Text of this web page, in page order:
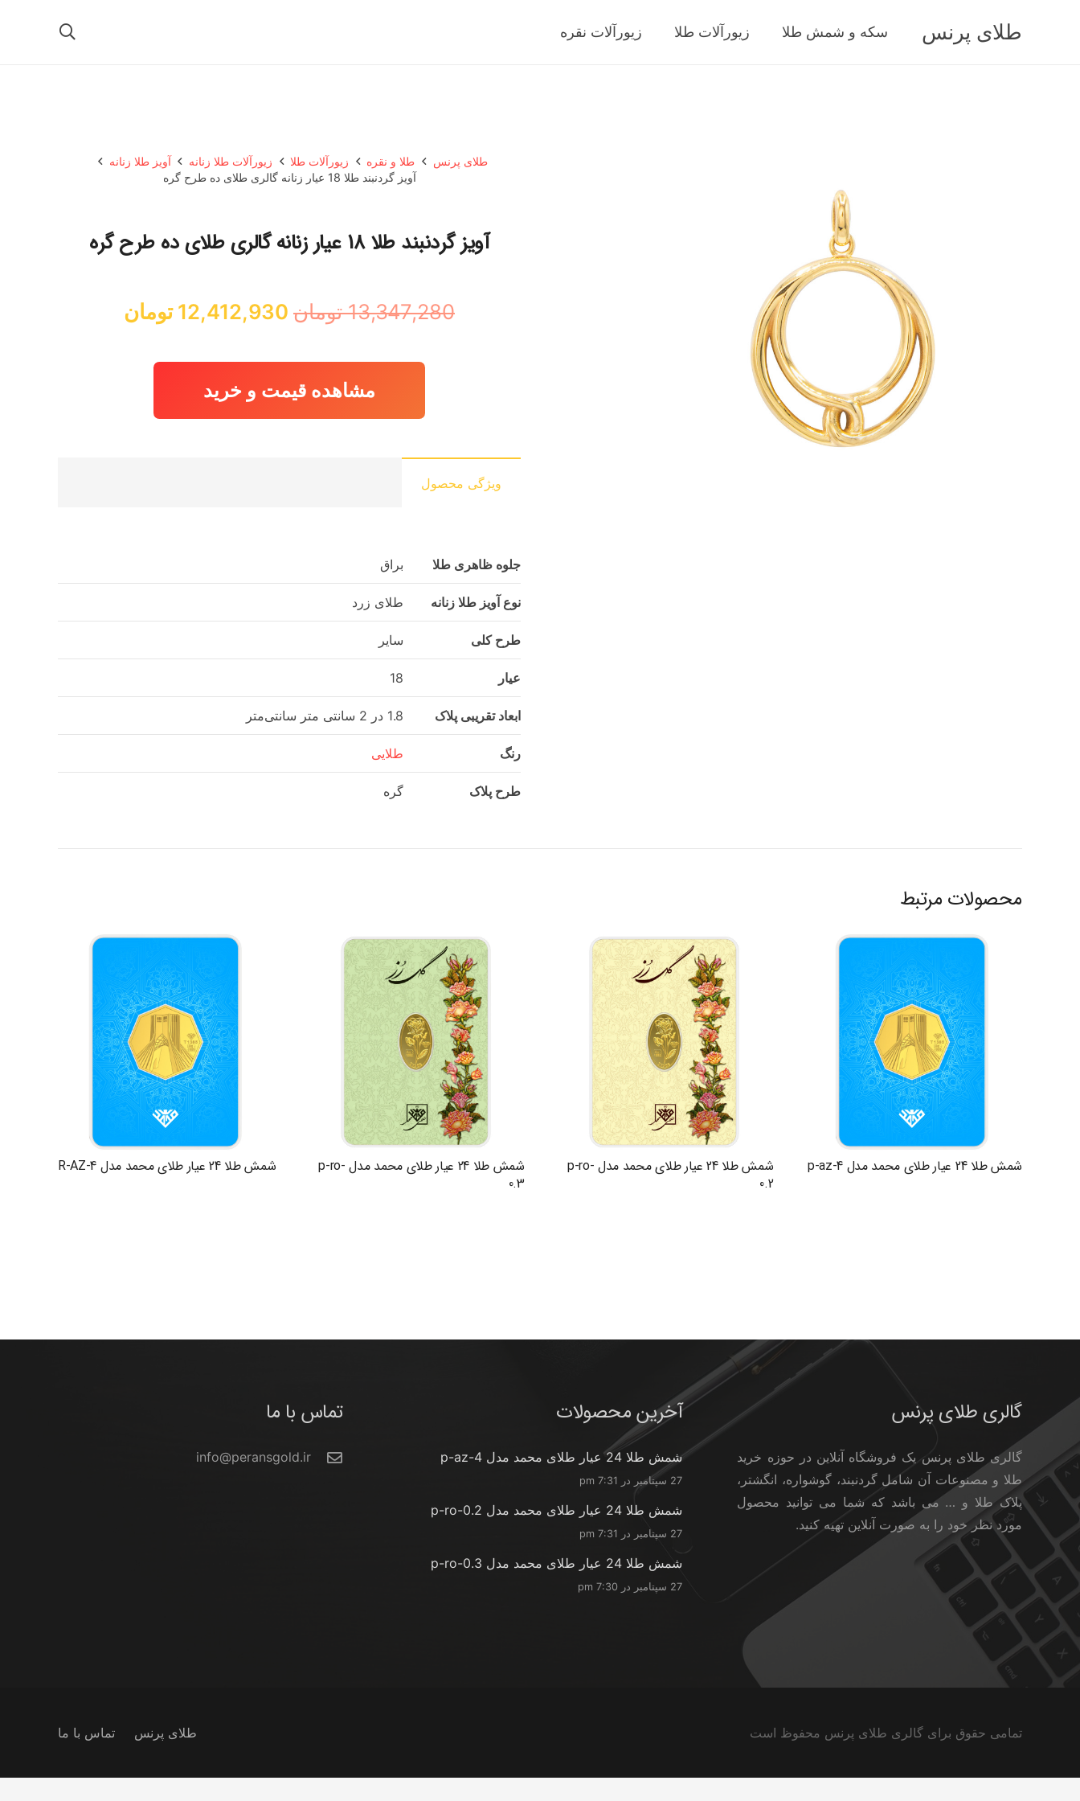
طلای پرنس سکه و شمش طلا زیورآلات طلا زیورآلات نقره
طلای پرنس طلا و نقره زیورآلات طلا زیورآلات طلا زنانه
آویز طلا زنانه
آویز گردنبند طلا 18 عیار زنانه گالری طلای ده طرح گره
آویز گردنبند طلا 18 عیار زنانه گالری طلای ده طرح گره
13,347,280 تومان قیمت
13,347,280 تومان
12,412,930 تومان
مشاهده قیمت و خرید
ویژگی محصول
جلوه ظاهری طلا براق
نوع آویز طلا زنانه طلای زرد
طرح کلی سایر
عیار 18
ابعاد تقریبی پلاک 1.8 در 2 سانتی متر سانتی‌متر
رنگ طلایی
طرح پلاک گره
محصولات مرتبط
شمش طلا 24 عیار طلای محمد مدل p-az-4
شمش طلا 24 عیار طلای محمد مدل p-ro-
0.2
شمش طلا 24 عیار طلای محمد مدل p-ro-
0.3
شمش طلا 24 عیار طلای محمد مدل R-AZ-4
گالری طلای پرنس
گالری طلای پرنس یک فروشگاه آنلاین در حوزه خرید
طلا و مصنوعات آن شامل گردنبند، گوشواره، انگشتر،
پلاک طلا و … می باشد که شما می توانید محصول
مورد نظر خود را به صورت آنلاین تهیه کنید.
آخرین محصولات
شمش طلا 24 عیار طلای محمد مدل p-az-4
27 سپتامبر در 7:31 pm
شمش طلا 24 عیار طلای محمد مدل p-ro-0.2
27 سپتامبر در 7:31 pm
شمش طلا 24 عیار طلای محمد مدل p-ro-0.3
27 سپتامبر در 7:30 pm
تماس با ما
info@peransgold.ir
تمامی حقوق برای گالری طلای پرنس محفوظ است طلای پرنس تماس با ما